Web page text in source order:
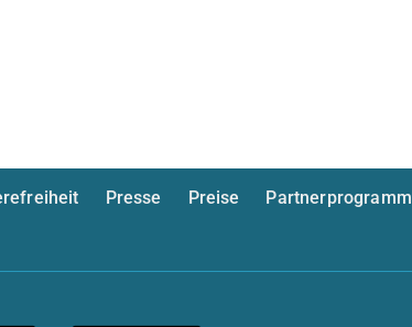
Presse Preise
Partnerprogramm